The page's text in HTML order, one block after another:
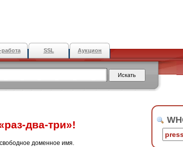
работа SSL Аукцион
два-три»!
свободное доменное имя.